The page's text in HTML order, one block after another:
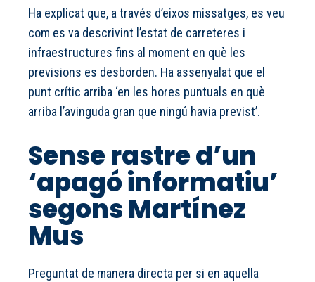
Ha explicat que, a través d’eixos missatges, es veu
com es va descrivint l’estat de carreteres i
infraestructures fins al moment en què les
previsions es desborden. Ha assenyalat que el
punt crític arriba ‘en les hores puntuals en què
arriba l’avinguda gran que ningú havia previst’.
Sense rastre d’un
‘apagó informatiu’
segons Martínez
Mus
Preguntat de manera directa per si en aquella